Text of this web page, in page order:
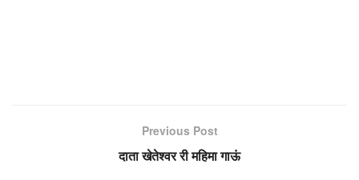
Previous Post
दाता खेतेश्वर री महिमा गाऊं